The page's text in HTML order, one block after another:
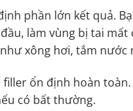
phần lớn kết quả.
làm vùng bị tai mất
xông hơi, tắm nước
ổn định hoàn
có bất thường.